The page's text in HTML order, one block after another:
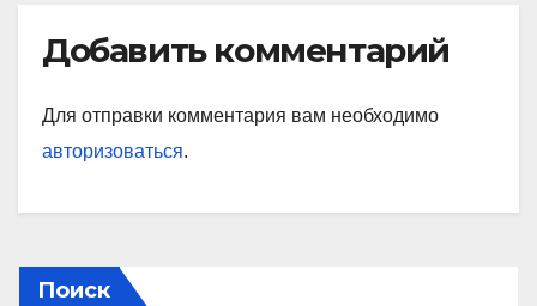
Добавить комментарий
Для отправки комментария вам необходимо
авторизоваться.
Поиск